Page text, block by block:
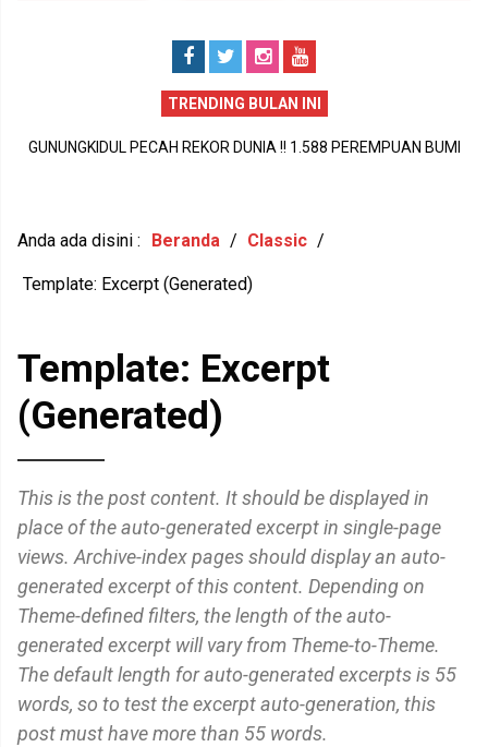
TRENDING BULAN INI
GUNUNGKIDUL PECAH REKOR DUNIA !! 1.588 PEREMPUAN BUMI
PERISTIWA DUKA DI SIDOHARJO TEPUS GUNUNGKIDUL MENJADI
Anda ada disini : Beranda / Classic /
Template: Excerpt (Generated)
Template: Excerpt
(Generated)
This is the post content. It should be displayed in
place of the auto-generated excerpt in single-page
views. Archive-index pages should display an auto-
generated excerpt of this content. Depending on
Theme-defined filters, the length of the auto-
generated excerpt will vary from Theme-to-Theme.
The default length for auto-generated excerpts is 55
words, so to test the excerpt auto-generation, this
post must have more than 55 words.